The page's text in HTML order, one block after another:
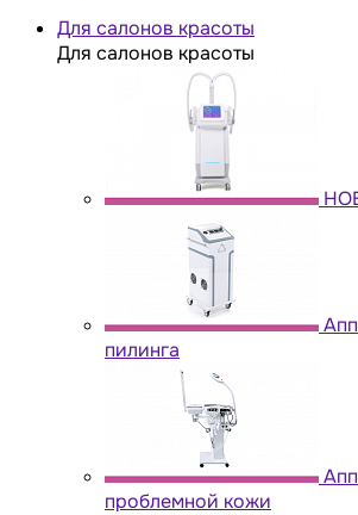
Для салонов красоты
Для салонов красоты
пилинга
проблемной кожи